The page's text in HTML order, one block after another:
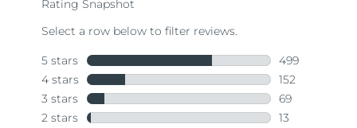
value.
736
Same
page
link.